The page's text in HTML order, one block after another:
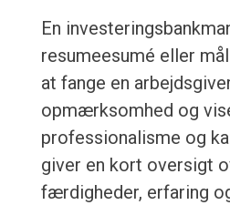
En
resumeesumé eller
at fange en
opmærksomhed og
professionalisme og
giver en kort oversigt
færdigheder, erfaring